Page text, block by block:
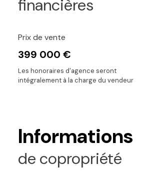
financières
Prix de vente
399 000 €
Les honoraires d'agence seront
intégralement à la charge du vendeur
Informations
de copropriété